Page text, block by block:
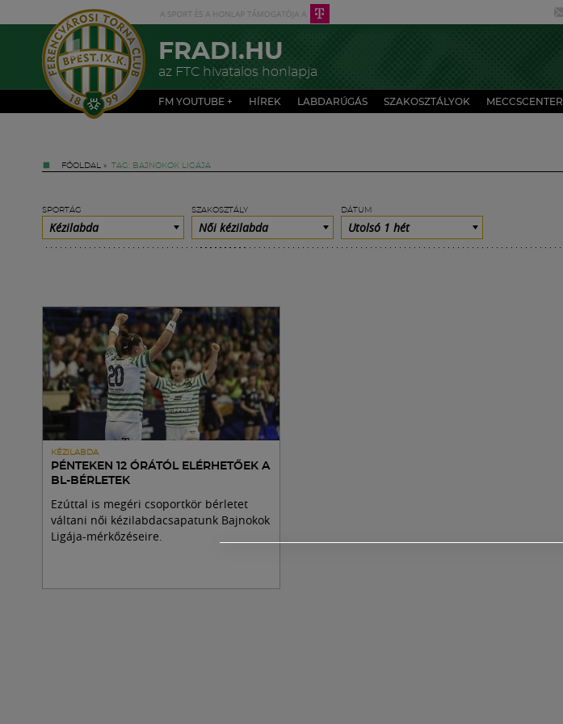
FRADI.HU
az FTC hivatalos honlapja
FM YOUTUBE + HÍREK LABDARÚGÁS SZAKOSZTÁLYOK MECCSCENTER
FŐOLDAL » TAG: BAJNOKOK LIGÁJA
SPORTÁG
Kézilabda
SZAKOSZTÁLY
Női kézilabda
DÁTUM
Utolsó 1 hét
KÉZILABDA
PÉNTEKEN 12 ÓRÁTÓL ELÉRHETŐEK A
BL-BÉRLETEK
Ezúttal is megéri csoportkör bérletet
váltani női kézilabdacsapatunk Bajnokok
Ligája-mérkőzéseire.